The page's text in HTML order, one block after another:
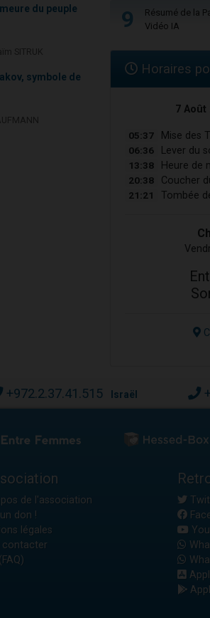
du peuple
symbole de
9
Résumé de la
Vidéo IA
Horaires
7 Août
05:37 Mise des
06:36 Lever du
13:38 Heure de
20:38 Coucher
21:21 Tombée
+972.2.37.41.515 Israël
de l'association
don !
légales
contacter